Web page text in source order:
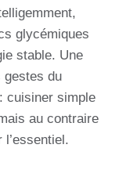
glycémiques
stable. Une
gestes du
cuisiner simple
au contraire